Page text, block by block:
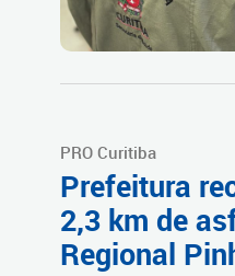
PRO Curitiba
Prefeitura
2,3 km de
Regional